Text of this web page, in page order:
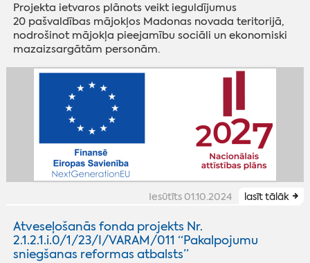
Projekta ietvaros plānots veikt ieguldījumus
20 pašvaldības mājokļos Madonas novada teritorijā,
nodrošinot mājokļa pieejamību sociāli un ekonomiski
mazaizsargātām personām.
Iesūtīts 01.10.2024 lasīt tālāk
Atveseļošanās fonda projekts Nr.
2.1.2.1.i.0/1/23/I/VARAM/011 “Pakalpojumu
sniegšanas reformas atbalsts”